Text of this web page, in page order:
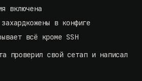
включена
в конфиге
всё кроме SSH
проверил свой сетап и написал